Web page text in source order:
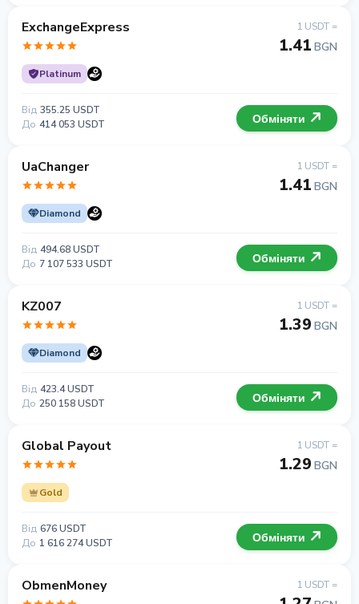
ExchangeExpress
Platinum
1 USDT =
1.41 BGN
Від 355.25 USDT
До 414 053 USDT Обміняти
UaChanger
Diamond
1 USDT =
1.41 BGN
Від 494.68 USDT
До 7 107 533 USDT Обміняти
KZ007
Diamond
1 USDT =
1.39 BGN
Від 423.4 USDT
До 250 158 USDT Обміняти
Global Payout
Gold
1 USDT =
1.29 BGN
Від 676 USDT
До 1 616 274 USDT Обміняти
ObmenMoney 1 USDT =